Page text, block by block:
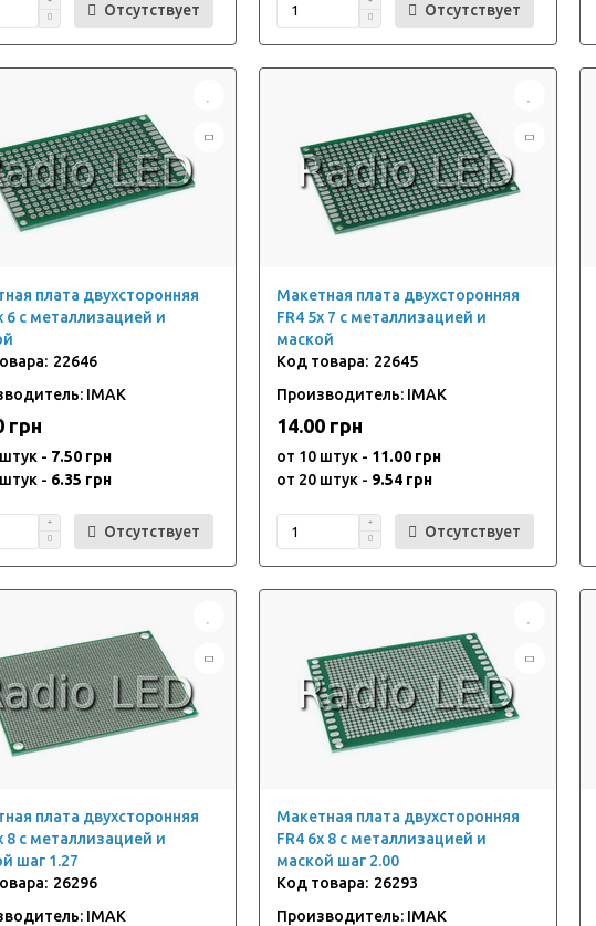
Отсутствует Отсутствует
плата двухсторонняя
6 с металлизацией и
22646
IMAK
грн
- 7.50 грн
- 6.35 грн
Отсутствует
Макетная плата двухсторонняя
FR4 5x 7 с металлизацией и
маской
22645
Производитель: IMAK
14.00 грн
от 10 штук - 11.00 грн
от 20 штук - 9.54 грн
Отсутствует
плата двухсторонняя
8 с металлизацией и
шаг 1.27
26296
IMAK
Макетная плата двухсторонняя
FR4 6x 8 с металлизацией и
маской шаг 2.00
26293
Производитель: IMAK